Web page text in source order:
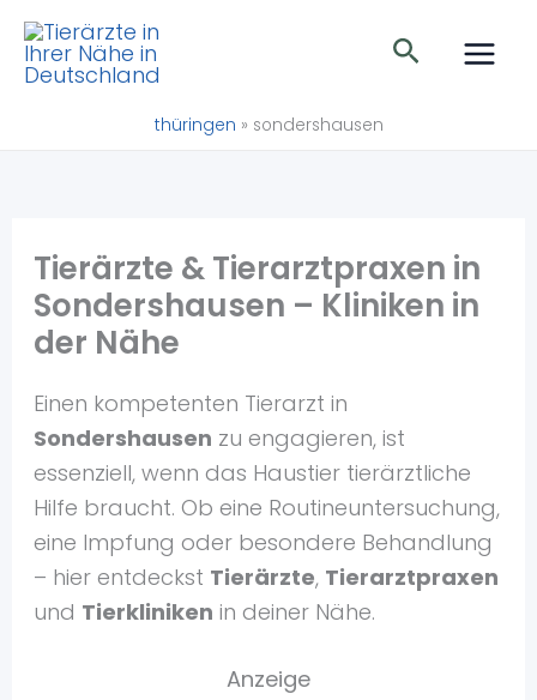
Zum
Inhalt
springen
Suchen
thüringen » sondershausen
Tierärzte & Tierarztpraxen in
Sondershausen – Kliniken in
der Nähe
Einen kompetenten Tierarzt in
Sondershausen zu engagieren, ist
essenziell, wenn das Haustier tierärztliche
Hilfe braucht. Ob eine Routineuntersuchung,
eine Impfung oder besondere Behandlung
– hier entdeckst Tierärzte, Tierarztpraxen
und Tierkliniken in deiner Nähe.
Anzeige